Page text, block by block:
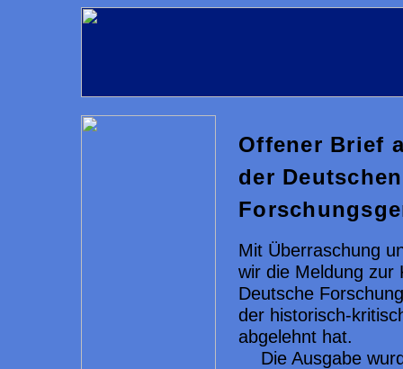
Offener Brief
der Deutschen
Mit Überraschung
wir die Meldung zur
Deutsche
der historisch-
abgelehnt hat.
Die Ausgabe